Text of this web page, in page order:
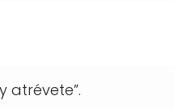
atrévete”.